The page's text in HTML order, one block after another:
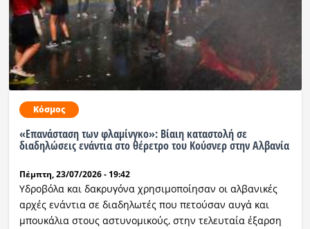
Πολιτική
Οικονομία
Αθλητικά
Ραδιόφωνο LIVE
Εκπομπές
Κόσμος
«Επανάσταση των φλαμίνγκο»: Βίαιη καταστολή σε
διαδηλώσεις ενάντια στο θέρετρο του Κούσνερ στην Αλβανία
Πέμπτη, 23/07/2026 - 19:42
Υδροβόλα και δακρυγόνα χρησιμοποίησαν οι αλβανικές
αρχές ενάντια σε διαδηλωτές που πετούσαν αυγά και
μπουκάλια στους αστυνομικούς, στην τελευταία έξαρση